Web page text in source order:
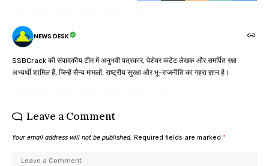
NEWS DESK
SSBCrack की संपादकीय टीम में अनुभवी पत्रकार, पेशेवर कंटेंट लेखक और समर्पित रक्षा
अभ्यर्थी शामिल हैं, जिन्हें सैन्य मामलों, राष्ट्रीय सुरक्षा और भू-राजनीति का गहरा ज्ञान है।
Leave a Comment
Your email address will not be published. Required fields are marked *